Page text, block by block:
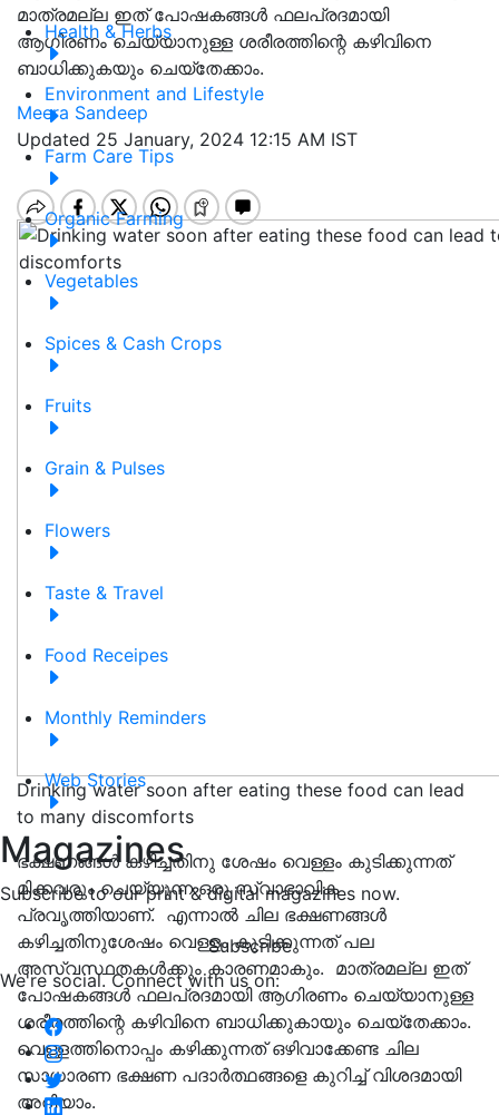
Health & Herbs
Environment and Lifestyle
Farm Care Tips
Organic Farming
Vegetables
Spices & Cash Crops
Fruits
Grain & Pulses
Flowers
Taste & Travel
Food Receipes
Monthly Reminders
Web Stories
Magazines
Subscribe to our print & digital magazines now.
Subscribe
We're social. Connect with us on:
മാത്രമല്ല ഇത് പോഷകങ്ങൾ ഫലപ്രദമായി
ആഗിരണം ചെയ്യാനുള്ള ശരീരത്തിന്റെ കഴിവിനെ
ബാധിക്കുകയും ചെയ്തേക്കാം.
Meera Sandeep
Updated 25 January, 2024 12:15 AM IST
Drinking water soon after eating these food can lead
to many discomforts
ഭക്ഷണങ്ങൾ കഴിച്ചതിനു ശേഷം വെള്ളം കുടിക്കുന്നത്
മിക്കവരും ചെയ്യുന്ന ഒരു സ്വാഭാവിക
പ്രവൃത്തിയാണ്. എന്നാൽ ചില ഭക്ഷണങ്ങൾ
കഴിച്ചതിനുശേഷം വെള്ളം കുടിക്കുന്നത് പല
അസ്വസ്ഥതകൾക്കും കാരണമാകും. മാത്രമല്ല ഇത്
പോഷകങ്ങൾ ഫലപ്രദമായി ആഗിരണം ചെയ്യാനുള്ള
ശരീരത്തിന്റെ കഴിവിനെ ബാധിക്കുകായും ചെയ്തേക്കാം.
വെള്ളത്തിനൊപ്പം കഴിക്കുന്നത് ഒഴിവാക്കേണ്ട ചില
സാധാരണ ഭക്ഷണ പദാര്‍ത്ഥങ്ങളെ കുറിച്ച് വിശദമായി
അറിയാം.